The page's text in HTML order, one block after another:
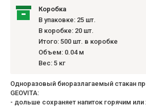
Коробка
В упаковке: 25 шт.
В коробке: 20 шт.
Итого: 500 шт. в коробке
Объем: 0.04 м
Вес: 5 кг
Одноразовый биоразлагаемый стакан
GEOVITA:
- дольше сохраняет напиток горячим